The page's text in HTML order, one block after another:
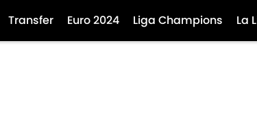
Transfer Euro 2024 Liga Champions La